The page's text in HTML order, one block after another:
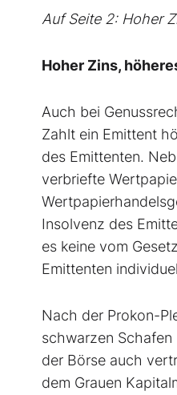
Auf Seite 2: Hoher
Hoher Zins,
Auch bei
Zahlt ein Emittent
des Emittenten.
verbriefte
Insolvenz des
es keine vom
Emittenten
Nach der Prokon-
schwarzen
der Börse auch
dem Grauen